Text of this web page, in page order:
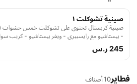
صينية تشوكلت ١
صينية كريستال تحتوي على تشوكلت خمس حشوات (
- بيستاشيو مع رايسبيري - ويفر بيستاشيو - كريب
كراميل - كراميل بالقهوه ترفل ) ١٠٢٠ كيلو
245 ر.س
فطاير10 أصناف